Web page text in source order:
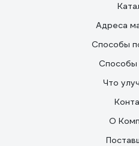
Адреса
Способы
Способы
Что
О